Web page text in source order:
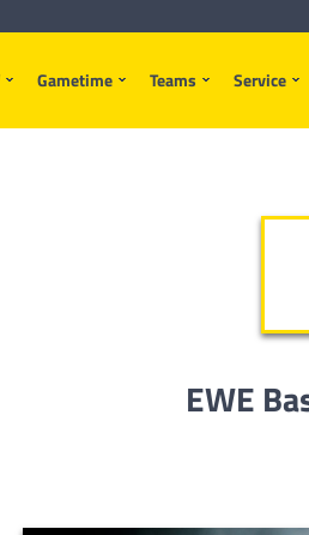
Gametime Teams Service
EWE